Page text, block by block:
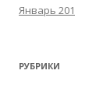
Январь 201
РУБРИКИ